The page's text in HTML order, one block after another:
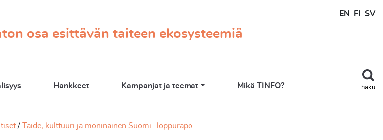
osa esittävän taiteen ekosysteemiä
EN FI SV
haku
Hankkeet Kampanjat ja teemat Mikä TINFO?
Taide, kulttuuri ja moninainen Suomi -loppurapo